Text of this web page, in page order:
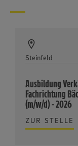
Steinfeld
Ausbildung
Fachrichtung
(m/w/d) - 2026
ZUR STELLE